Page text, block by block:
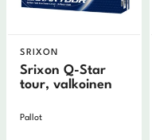
SRIXON
Srixon Q-Star
tour, valkoinen
Pallot